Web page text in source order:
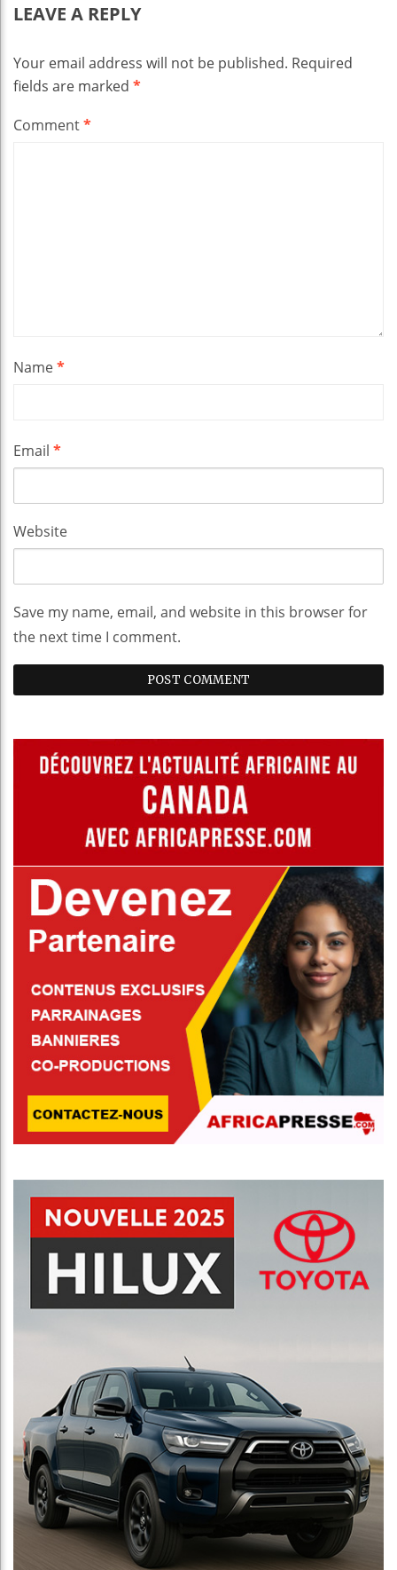
LEAVE A REPLY
Your email address will not be published. Required
fields are marked *
Comment*
Name*
Email *
Website
Save my name, email, and website in this browser for
the next time I comment.